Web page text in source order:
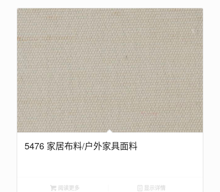
5476 家居布料/户外家具面料
阅读更多 显示详情